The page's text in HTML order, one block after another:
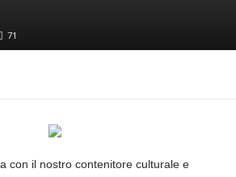
71
con il nostro contenitore culturale e